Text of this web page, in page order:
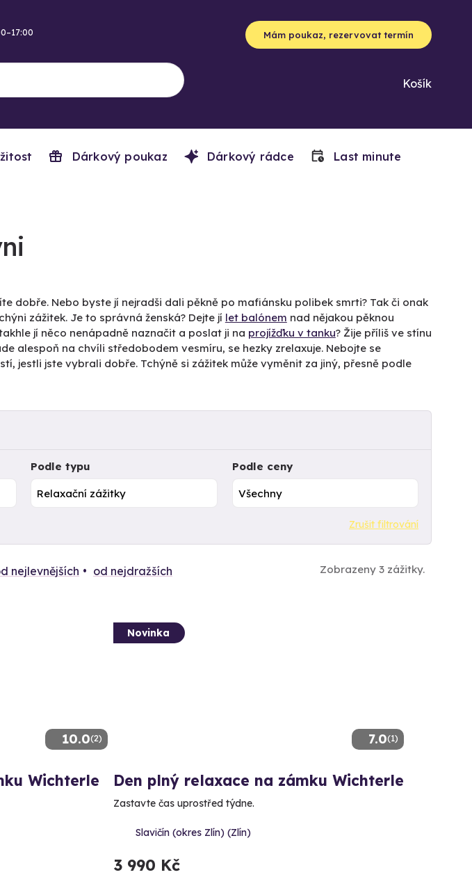
Mám poukaz, rezervovat termín
Košík
Dárkový poukaz Dárkový rádce Last minute
dobře. Nebo byste jí nejradši dali pěkně po mafiánsku polibek smrti? Tak či onak
zážitek. Je to správná ženská? Dejte jí let balónem nad nějakou pěknou
jí něco nenápadně naznačit a poslat ji na projížďku v tanku? Žije příliš ve stínu
alespoň na chvíli středobodem vesmíru, se hezky zrelaxuje. Nebojte se
jestli jste vybrali dobře. Tchýně si zážitek může vyměnit za jiný, přesně podle
Podle typu Podle ceny
Zrušit filtrování
nejlevnějších od nejdražších Zobrazeny 3 zážitky.
10.0(2)
Wichterle
7.0(1)
Novinka
Den plný relaxace na zámku Wichterle
Zastavte čas uprostřed týdne.
Slavičín (okres Zlín) (Zlín)
3 990 Kč